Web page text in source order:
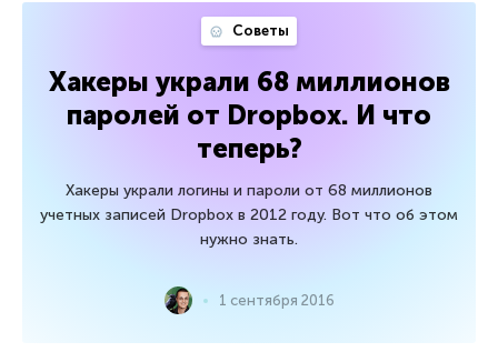
Советы
Хакеры украли 68 миллионов
паролей от Dropbox. И что
теперь?
Хакеры украли логины и пароли от 68 миллионов
учетных записей Dropbox в 2012 году. Вот что об этом
нужно знать.
1 сентября 2016